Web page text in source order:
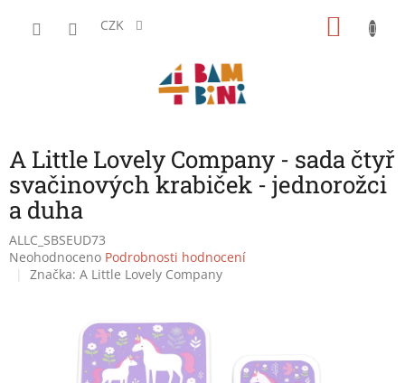
CZK
A Little Lovely Company - sada čtyř
svačinových krabiček - jednorožci
a duha
ALLC_SBSEUD73
Průměrné
hodnocení
Neohodnoceno Podrobnosti hodnocení
Značka: A Little Lovely Company